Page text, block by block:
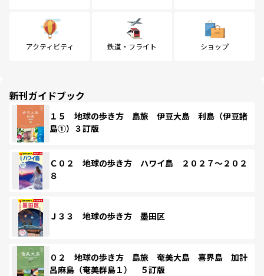
アクティビティ 鉄道・フライト ショップ
新刊ガイドブック
１５ 地球の歩き方 島旅 伊豆大島 利島（伊豆諸
島①）３訂版
Ｃ０２ 地球の歩き方 ハワイ島 ２０２７～２０２
８
Ｊ３３ 地球の歩き方 墨田区
０２ 地球の歩き方 島旅 奄美大島 喜界島 加計
呂麻島（奄美群島１） ５訂版